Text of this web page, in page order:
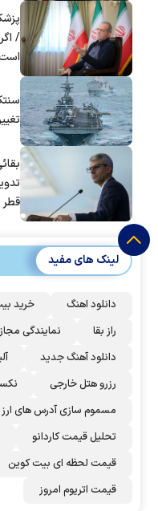
/
قطر
لینک های مفید
دانلود اهنگ خرید
راز بقا
نمایندگی
دانلود آهنگ جدید
رزرو هتل خارجی
مسموم سازی آدرس های ارز
تحلیل قیمت کاردانو
قیمت لحظه ای بیت کوین
قیمت اتریوم امروز